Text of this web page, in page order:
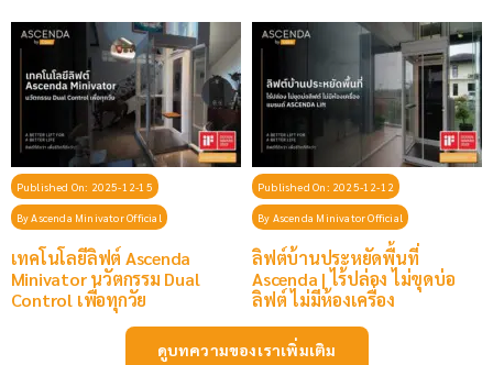
Published On: 2025-12-15
ByAscenda Minivator Official
เทคโนโลยีลิฟต์ Ascenda
Minivator นวัตกรรม Dual
Control เพื่อทุกวัย
Published On: 2025-12-12
By Ascenda Minivator Official
ลิฟต์บ้านประหยัดพื้นที่
Ascenda | ไร้ปล่อง ไม่ขุดบ่อ
ลิฟต์ ไม่มีห้องเครื่อง
ดูบทความของเราเพิ่มเติม